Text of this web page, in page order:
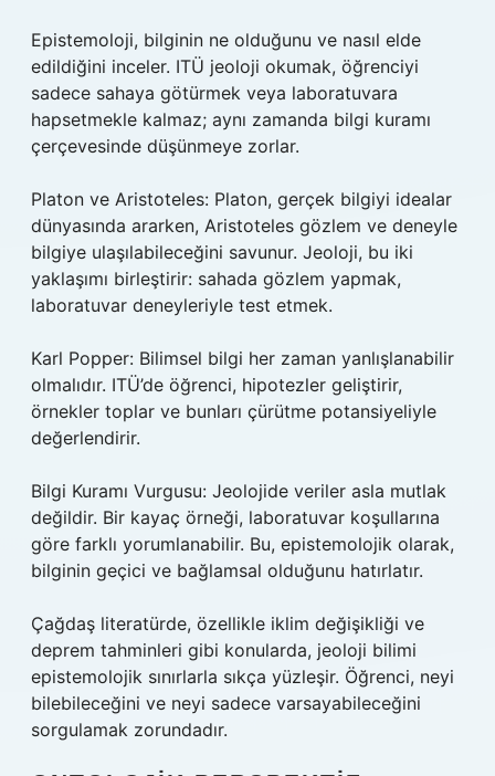
Epistemoloji, bilginin ne olduğunu ve nasıl elde
edildiğini inceler. ITÜ jeoloji okumak, öğrenciyi
sadece sahaya götürmek veya laboratuvara
hapsetmekle kalmaz; aynı zamanda bilgi kuramı
çerçevesinde düşünmeye zorlar.
Platon ve Aristoteles: Platon, gerçek bilgiyi idealar
dünyasında ararken, Aristoteles gözlem ve deneyle
bilgiye ulaşılabileceğini savunur. Jeoloji, bu iki
yaklaşımı birleştirir: sahada gözlem yapmak,
laboratuvar deneyleriyle test etmek.
Karl Popper: Bilimsel bilgi her zaman yanlışlanabilir
olmalıdır. ITÜ’de öğrenci, hipotezler geliştirir,
örnekler toplar ve bunları çürütme potansiyeliyle
değerlendirir.
Bilgi Kuramı Vurgusu: Jeolojide veriler asla mutlak
değildir. Bir kayaç örneği, laboratuvar koşullarına
göre farklı yorumlanabilir. Bu, epistemolojik olarak,
bilginin geçici ve bağlamsal olduğunu hatırlatır.
Çağdaş literatürde, özellikle iklim değişikliği ve
deprem tahminleri gibi konularda, jeoloji bilimi
epistemolojik sınırlarla sıkça yüzleşir. Öğrenci, neyi
bilebileceğini ve neyi sadece varsayabileceğini
sorgulamak zorundadır.